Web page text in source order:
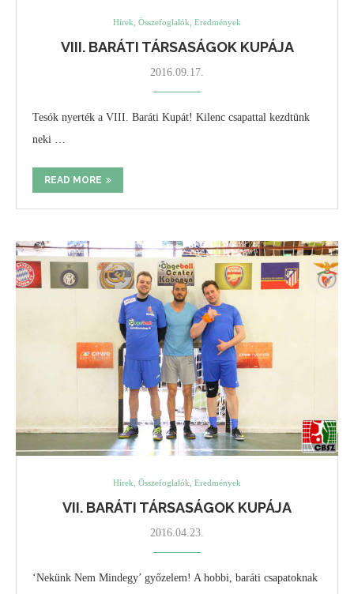
Hírek, Összefoglalók, Eredmények
VIII. BARÁTI TÁRSASÁGOK KUPÁJA
2016.09.17.
Tesók nyerték a VIII. Baráti Kupát! Kilenc csapattal kezdtünk
neki …
READ MORE
Hírek, Összefoglalók, Eredmények
VII. BARÁTI TÁRSASÁGOK KUPÁJA
2016.04.23.
‘Nekünk Nem Mindegy’ győzelem! A hobbi, baráti csapatoknak